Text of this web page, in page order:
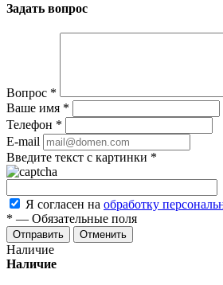
Задать вопрос
Вопрос *
Ваше имя *
Телефон *
E-mail
Введите текст с картинки *
Я согласен на обработку
* — Обязательные поля
Отменить
Наличие
Наличие